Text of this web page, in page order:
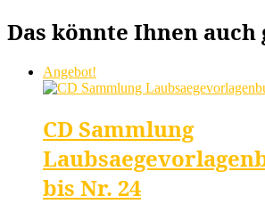
Das könnte Ihnen
Angebot!
CD Sammlung
bis Nr. 24